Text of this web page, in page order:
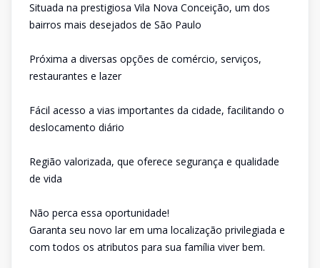
Situada na prestigiosa Vila Nova Conceição, um dos
bairros mais desejados de São Paulo
Próxima a diversas opções de comércio, serviços,
restaurantes e lazer
Fácil acesso a vias importantes da cidade, facilitando o
deslocamento diário
Região valorizada, que oferece segurança e qualidade
de vida
Não perca essa oportunidade!
Garanta seu novo lar em uma localização privilegiada e
com todos os atributos para sua família viver bem.